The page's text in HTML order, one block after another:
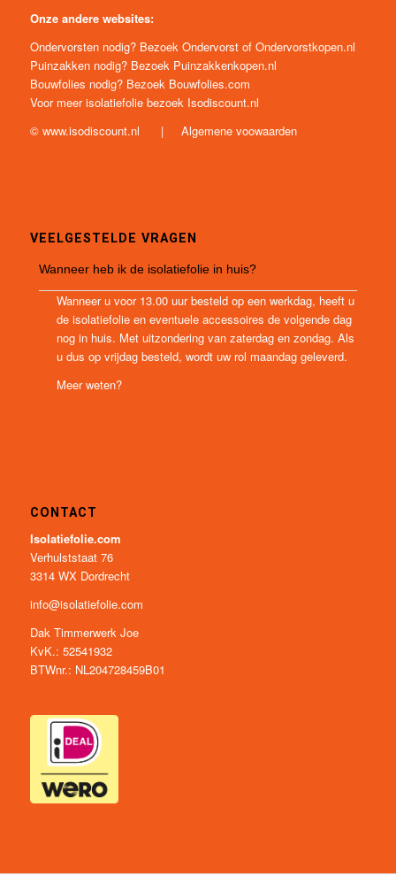
Onze andere websites:
Ondervorsten nodig? Bezoek Ondervorstof Ondervorstkopen.nl
Puinzakken nodig? Bezoek Puinzakkenkopen.nl
Bouwfolies nodig? Bezoek Bouwfolies.com
Voor meer isolatiefolie bezoek Isodiscount.nl
© www.isodiscount.nl | Algemene voowaarden
VEELGESTELDE VRAGEN
Wanneer heb ik de isolatiefolie in huis?
Wanneer u voor 13.00 uur besteld op een werkdag, heeft u
de isolatiefolie en eventuele accessoires de volgende dag
nog in huis. Met uitzondering van zaterdag en zondag. Als
u dus op vrijdag besteld, wordt uw rol maandag geleverd.
Meer weten?
CONTACT
Isolatiefolie.com
Verhulststaat 76
3314 WX Dordrecht
info@isolatiefolie.com
Dak Timmerwerk Joe
KvK.: 52541932
BTWnr.: NL204728459B01